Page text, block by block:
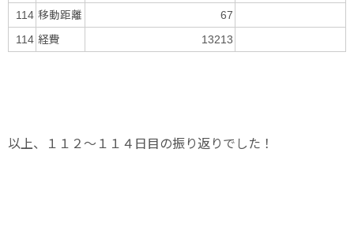
114 移動距離 67
114 経費 13213
以上、１１２～１１４日目の振り返りでした！